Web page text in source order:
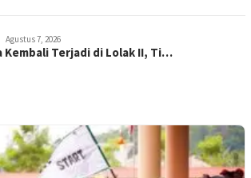
Agustus 7, 2026
Kembali Terjadi di Lolak II, Ti…